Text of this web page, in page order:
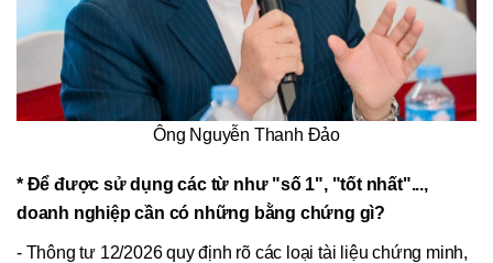
Ông Nguyễn Thanh Đảo
* Để được sử dụng các từ như "số 1", "tốt nhất"...,
doanh nghiệp cần có những bằng chứng gì?
- Thông tư 12/2026 quy định rõ các loại tài liệu chứng minh,